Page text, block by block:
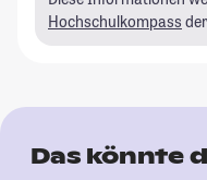
Hochschulkompass
Das könnte